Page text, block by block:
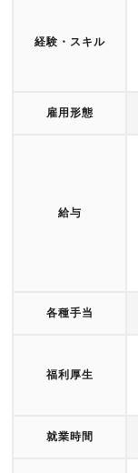
経験・スキル
雇用形態
給与
各種手当
福利厚生
就業時間